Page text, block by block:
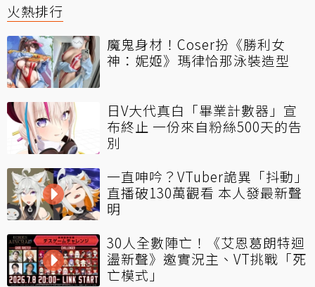
火熱排行
魔鬼身材！Coser扮《勝利女
神：妮姬》瑪律恰那泳裝造型
日V大代真白「畢業計數器」宣
布終止 一份來自粉絲500天的告
別
一直呻吟？VTuber詭異「抖動」
直播破130萬觀看 本人發最新聲
明
30人全數陣亡！《艾恩葛朗特迴
盪新聲》邀實況主、VT挑戰「死
亡模式」